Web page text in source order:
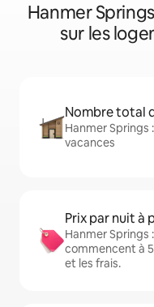
Hanmer
sur les
Nombre total
Hanmer Springs
vacances
Prix par nuit à
Hanmer Springs
commencent à
et les frais.